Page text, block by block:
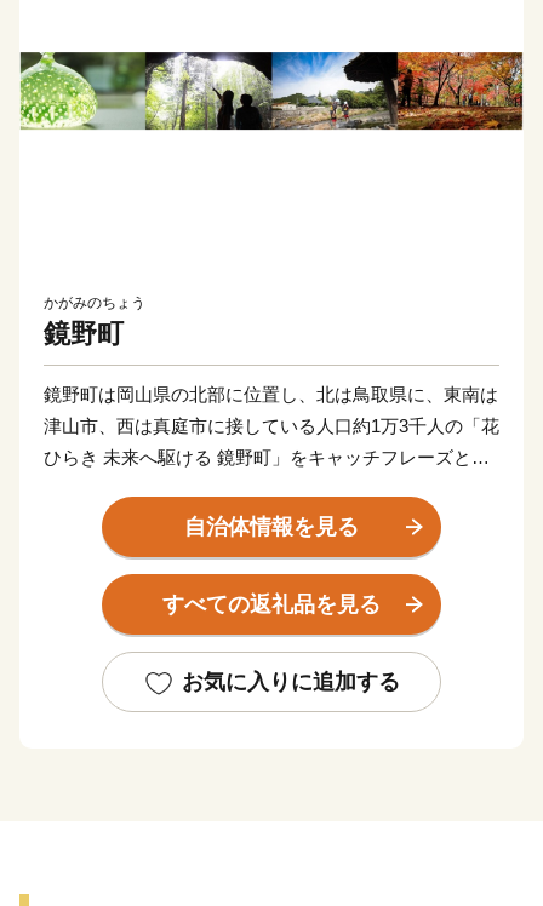
かがみのちょう
鏡野町
鏡野町は岡山県の北部に位置し、北は鳥取県に、東南は
津山市、西は真庭市に接している人口約1万3千人の「花
ひらき 未来へ駆ける 鏡野町」をキャッチフレーズとし
地域となっており、様々な自然の恵みや文化、伝統を有
しています。鏡野町には森や渓谷、田園風景と、四季を
通じて感動できる景観が点在しています。中国山地屈指
の岡山県立森林公園、岡山を代表する紅葉スポット・奥
場・・・・・。鏡野町には、ここでしか味わえない楽し
さがあります。それぞれのスポットを巡って身も心もリ
自治体情報を見る
すべての返礼品を見る
お気に入りに追加する